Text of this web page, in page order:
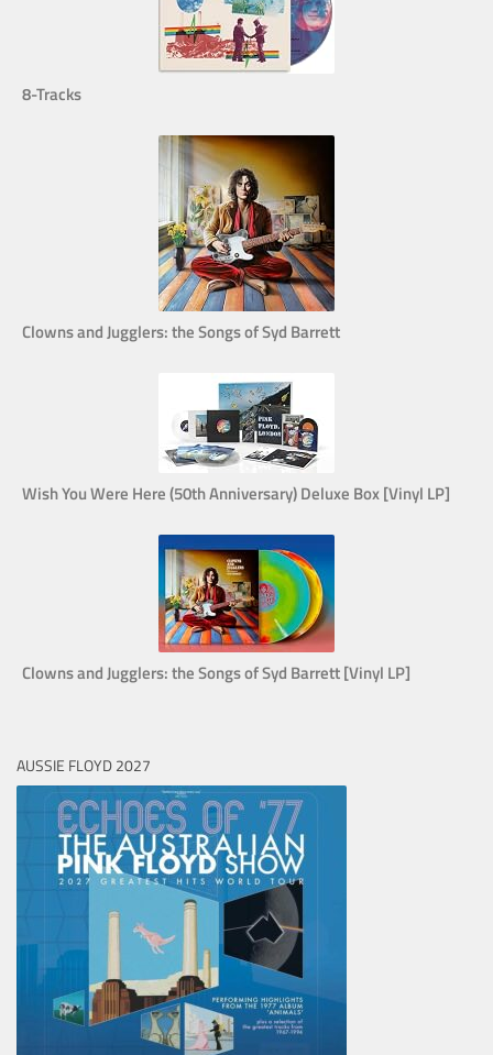
8-Tracks
Clowns and Jugglers: the Songs of Syd Barrett
Wish You Were Here (50th Anniversary) Deluxe Box [Vinyl LP]
Clowns and Jugglers: the Songs of Syd Barrett [Vinyl LP]
AUSSIE FLOYD 2027